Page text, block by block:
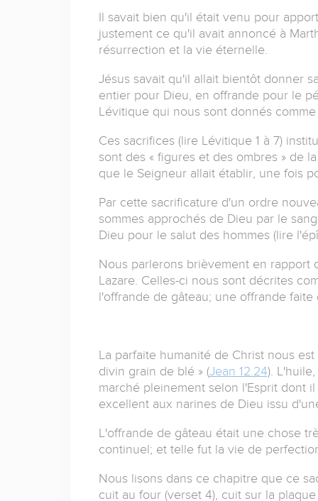
Il savait bien qu'il était venu pour
justement ce qu'il avait annoncé à
résurrection et la vie éternelle.
Jésus savait qu'il allait bientôt donner
entier pour Dieu, en offrande pour le
Lévitique qui nous sont donnés
Ces sacrifices (lire Lévitique 1 à 7)
sont des « figures et des ombres » de
que le Seigneur allait établir, une fois
Par cette sacrificature d'un ordre
sommes approchés de Dieu par le
Dieu pour le salut des hommes (lire
Nous parlerons brièvement en rapport
Lazare. Celles-ci nous sont décrites
l'offrande de gâteau; une offrande
La parfaite humanité de Christ nous
divin grain de blé » (Jean 12.24).
marché pleinement selon l'Esprit dont
excellent aux narines de Dieu issu
L'offrande de gâteau était une chose
continuel; et telle fut la vie de
Nous lisons dans ce chapitre que ce
cuit au four (verset 4), cuit sur la